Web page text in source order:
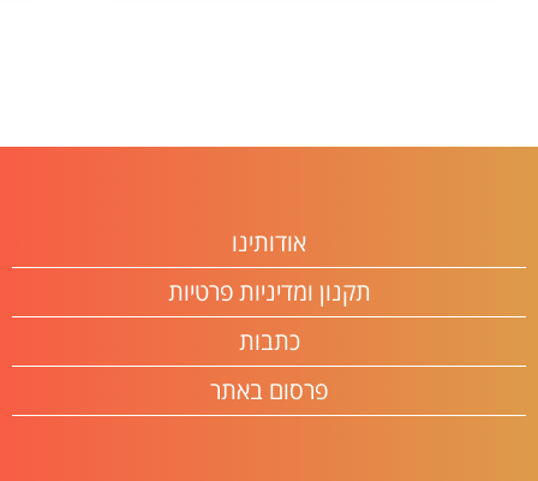
אודותינו
תקנון ומדיניות פרטיות
כתבות
פרסום באתר